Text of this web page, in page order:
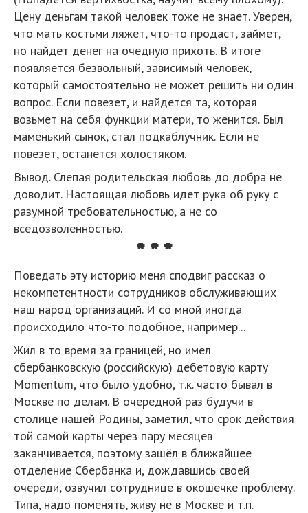
Цену деньгам такой человек тоже не знает. Уверен,
что мать костьми ляжет, что-то продаст, займет,
но найдет денег на очедную прихоть. В итоге
появляется безвольный, зависимый человек,
который самостоятельно не может решить ни один
вопрос. Если повезет, и найдется та, которая
возьмет на себя функции матери, то женится. Был
маменький сынок, стал подкаблучник. Если не
повезет, останется холостяком.
Вывод. Слепая родительская любовь до добра не
доводит. Настоящая любовь идет рука об руку с
разумной требовательностью, а не со
вседозволенностью.
* * *
Поведать эту историю меня сподвиг рассказ о
некомпетентности сотрудников обслуживающих
наш народ организаций. И со мной иногда
происходило что-то подобное, например...
Жил в то время за границей, но имел
сбербанковскую (российскую) дебетовую карту
Momentum, что было удобно, т.к. часто бывал в
Москве по делам. В очередной раз будучи в
столице нашей Родины, заметил, что срок действия
той самой карты через пару месяцев
заканчивается, поэтому зашёл в ближайшее
отделение Сбербанка и, дождавшись своей
очереди, озвучил сотруднице в окошечке проблему.
Типа, надо поменять, живу не в Москве и т.п.